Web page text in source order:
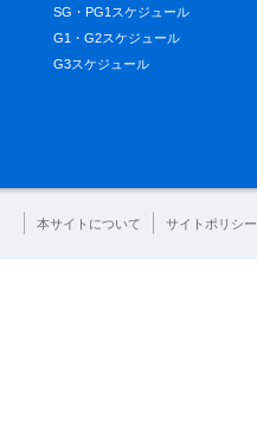
SG・PG1スケジュール
G1・G2スケジュール
G3スケジュール
本サイトについて サイトポリシー